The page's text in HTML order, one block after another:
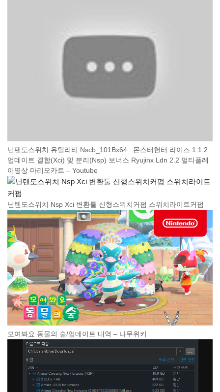
닌텐도스위치 유틸리티 Nscb_101Bx64 : 몬스터헌터 라이즈 1.1.2
업데이트 결합(Xci) 및 분리(Nsp) 보너스 Ryujinx Ldn 2.2 멀티플레
이영상 마리오카트 – Youtube
닌텐도스위치 Nsp Xci 변환툴 신형스위치커펌 스위치라이트커펌
모여봐요 동물의 숲/업데이트 내역 – 나무위키